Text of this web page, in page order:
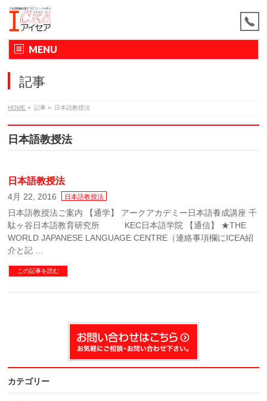
MENU
記事
HOME » 記事 » 日本語教授法
日本語教授法
日本語教授法
4月 22, 2016 日本語教授法
日本語教授法ご案内 【通学】 アークアカデミー日本語養成講座 千
駄ヶ谷日本語教育研究所 KEC日本語学院 【通信】 ★THE
WORLD JAPANESE LANGUAGE CENTRE（連絡事項欄にICEA紹
介と記 …
この記事を読む
カテゴリー